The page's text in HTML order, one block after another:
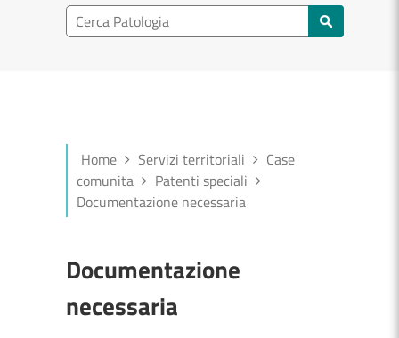
Ricerca nel patologia
Home Servizi territoriali
Case
comunita
Patenti speciali
Documentazione necessaria
Documentazione
necessaria